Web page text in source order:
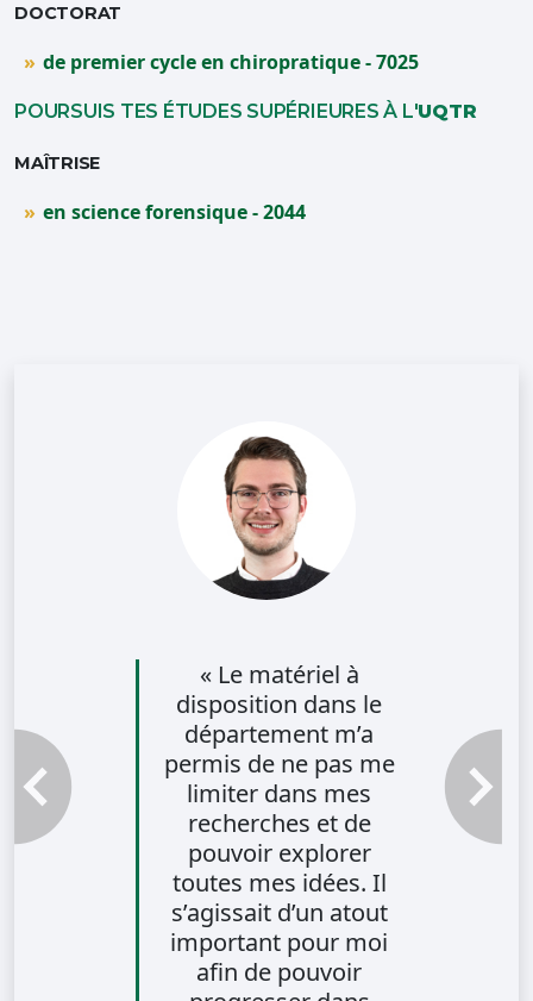
DOCTORAT
de premier cycle en chiropratique - 7025
POURSUIS TES ÉTUDES SUPÉRIEURES À L'UQTR
MAÎTRISE
en science forensique - 2044
« Le matériel à
disposition dans le
département m’a
permis de ne pas me
limiter dans mes
recherches et de
pouvoir explorer
toutes mes idées. Il
s’agissait d’un atout
important pour moi
afin de pouvoir
Témoignage précédent